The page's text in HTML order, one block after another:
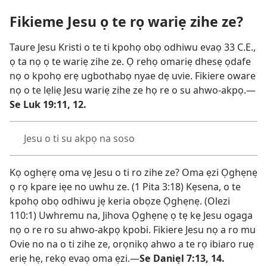
Fikieme Jesu ọ te rọ wariẹ zihe ze?
Taure Jesu Kristi o te ti kpohọ obọ odhiwu evaọ 33 C.E.,
ọ ta nọ ọ te wariẹ zihe ze. Ọ rehọ omariẹ dhesẹ ọdafe
nọ o kpohọ erẹ ugbothabọ nyae dẹ uvie. Fikiere oware
nọ o te lẹliẹ Jesu wariẹ zihe ze họ re o su ahwo-akpọ.—
Se Luk 19:11, 12.
Jesu o ti su akpọ na soso
Kọ oghẹrẹ oma vẹ Jesu o ti ro zihe ze? Oma ẹzi Ọghẹnẹ
ọ rọ kpare iẹe no uwhu ze. (1 Pita 3:18) Kẹsena, o te
kpohọ obọ odhiwu jẹ keria obọze Ọghẹnẹ. (Olezi
110:1) Uwhremu na, Jihova Ọghẹnẹ ọ tẹ kẹ Jesu ogaga
nọ o re ro su ahwo-akpọ kpobi. Fikiere Jesu nọ a ro mu
Ovie no na o ti zihe ze, orọnikọ ahwo a te rọ ibiaro ruẹ
eriẹ hẹ, rekọ evaọ oma ẹzi.—Se Daniẹl 7:13, 14.